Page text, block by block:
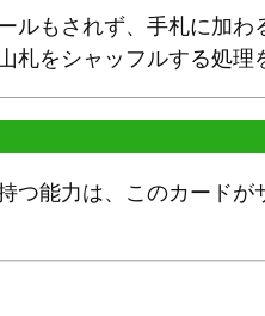
ルもされず、手札に加わ
札をシャッフルする処理
つ能力は、このカード